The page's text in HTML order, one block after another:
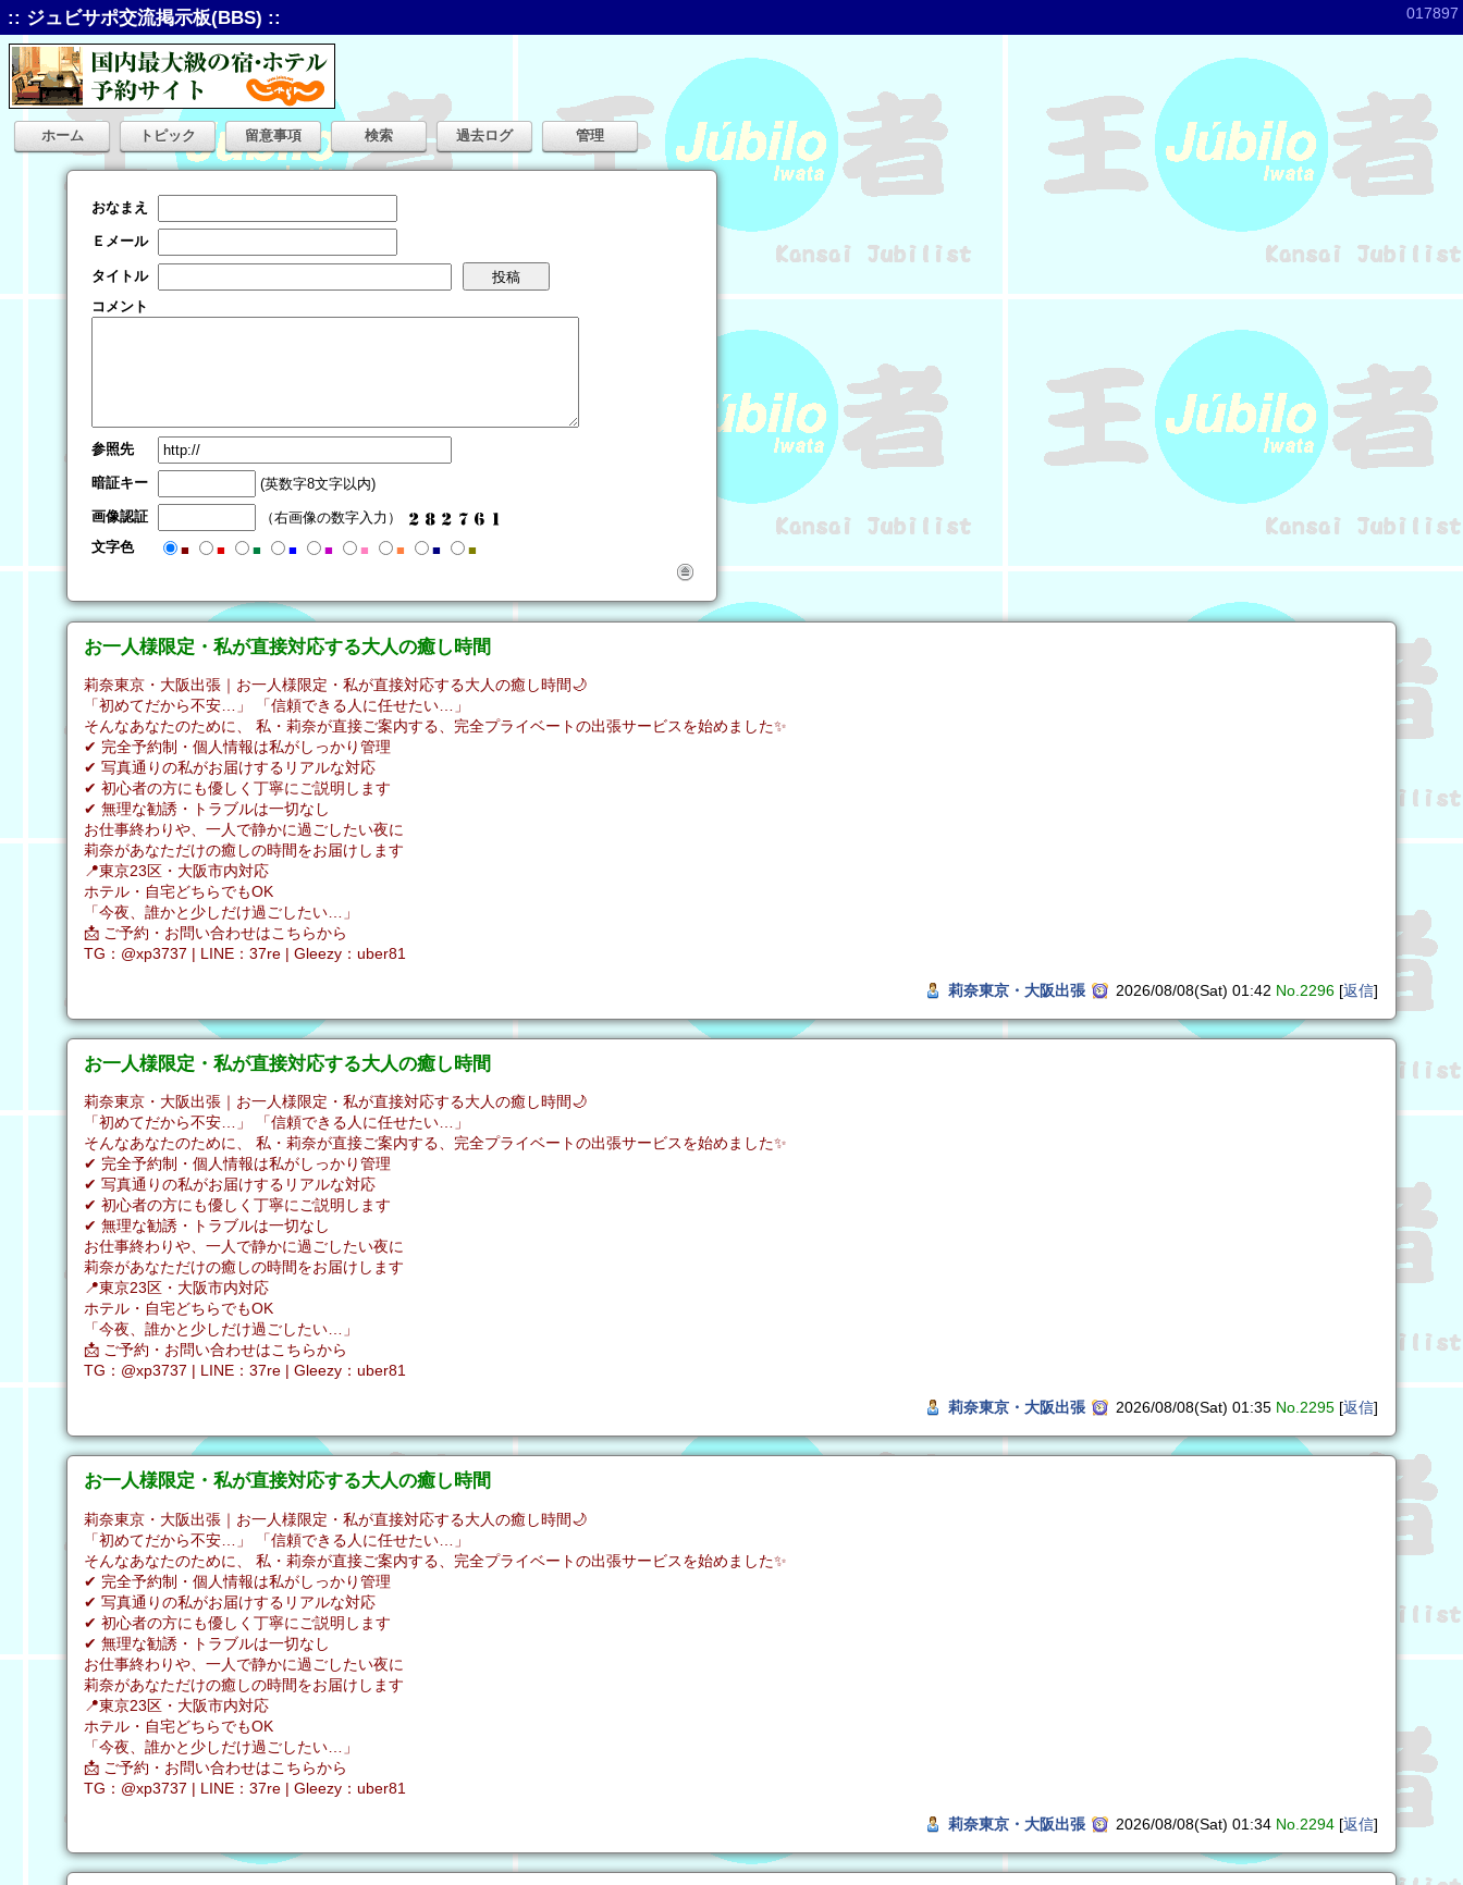
:: ジュビサポ交流掲示板(BBS) :: 017897
ホーム トピック 留意事項 検索 過去ログ 管理
おなまえ
Ｅメール
タイトル
コメント
参照先
暗証キー
(英数字8文字以内)
画像認証
（右画像の数字入力）
文字色
■ ■ ■ ■ ■ ■ ■ ■ ■
お一人様限定・私が直接対応する大人の癒し時間
莉奈東京・大阪出張｜お一人様限定・私が直接対応する大人の癒し時間🌙
「初めてだから不安…」 「信頼できる人に任せたい…」
そんなあなたのために、 私・莉奈が直接ご案内する、完全プライベートの出張サービスを始めました✨
✔ 完全予約制・個人情報は私がしっかり管理
✔ 写真通りの私がお届けするリアルな対応
✔ 初心者の方にも優しく丁寧にご説明します
✔ 無理な勧誘・トラブルは一切なし
お仕事終わりや、一人で静かに過ごしたい夜に
莉奈があなただけの癒しの時間をお届けします
📍東京23区・大阪市内対応
ホテル・自宅どちらでもOK
「今夜、誰かと少しだけ過ごしたい…」
📩 ご予約・お問い合わせはこちらから
TG：@xp3737 | LINE：37re | Gleezy：uber81
莉奈東京・大阪出張 2026/08/08(Sat) 01:42 No.2296[返信]
お一人様限定・私が直接対応する大人の癒し時間
莉奈東京・大阪出張｜お一人様限定・私が直接対応する大人の癒し時間🌙
「初めてだから不安…」 「信頼できる人に任せたい…」
そんなあなたのために、 私・莉奈が直接ご案内する、完全プライベートの出張サービスを始めました✨
✔ 完全予約制・個人情報は私がしっかり管理
✔ 写真通りの私がお届けするリアルな対応
✔ 初心者の方にも優しく丁寧にご説明します
✔ 無理な勧誘・トラブルは一切なし
お仕事終わりや、一人で静かに過ごしたい夜に
莉奈があなただけの癒しの時間をお届けします
📍東京23区・大阪市内対応
ホテル・自宅どちらでもOK
「今夜、誰かと少しだけ過ごしたい…」
📩 ご予約・お問い合わせはこちらから
TG：@xp3737 | LINE：37re | Gleezy：uber81
莉奈東京・大阪出張 2026/08/08(Sat) 01:35 No.2295[返信]
お一人様限定・私が直接対応する大人の癒し時間
莉奈東京・大阪出張｜お一人様限定・私が直接対応する大人の癒し時間🌙
「初めてだから不安…」 「信頼できる人に任せたい…」
そんなあなたのために、 私・莉奈が直接ご案内する、完全プライベートの出張サービスを始めました✨
✔ 完全予約制・個人情報は私がしっかり管理
✔ 写真通りの私がお届けするリアルな対応
✔ 初心者の方にも優しく丁寧にご説明します
✔ 無理な勧誘・トラブルは一切なし
お仕事終わりや、一人で静かに過ごしたい夜に
莉奈があなただけの癒しの時間をお届けします
📍東京23区・大阪市内対応
ホテル・自宅どちらでもOK
「今夜、誰かと少しだけ過ごしたい…」
📩 ご予約・お問い合わせはこちらから
TG：@xp3737 | LINE：37re | Gleezy：uber81
莉奈東京・大阪出張 2026/08/08(Sat) 01:34 No.2294[返信]